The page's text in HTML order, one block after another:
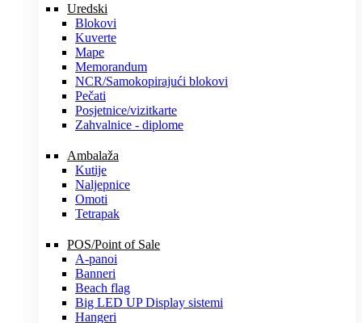
Uredski
Blokovi
Kuverte
Mape
Memorandum
NCR/Samokopirajući blokovi
Pečati
Posjetnice/vizitkarte
Zahvalnice - diplome
Ambalaža
Kutije
Naljepnice
Omoti
Tetrapak
POS/Point of Sale
A-panoi
Banneri
Beach flag
Big LED UP Display sistemi
Hangeri